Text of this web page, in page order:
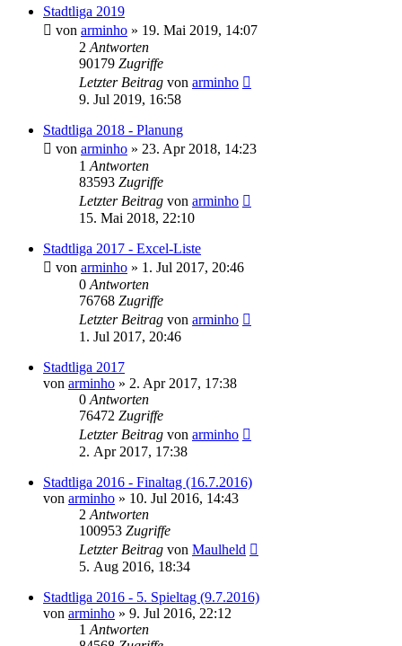
Stadtliga 2019
von arminho » 19. Mai 2019, 14:07
2 Antworten
90179 Zugriffe
Letzter Beitrag von arminho
9. Jul 2019, 16:58
Stadtliga 2018 - Planung
von arminho » 23. Apr 2018, 14:23
1 Antworten
83593 Zugriffe
Letzter Beitrag von arminho
15. Mai 2018, 22:10
Stadtliga 2017 - Excel-Liste
von arminho » 1. Jul 2017, 20:46
0 Antworten
76768 Zugriffe
Letzter Beitrag von arminho
1. Jul 2017, 20:46
Stadtliga 2017
von arminho » 2. Apr 2017, 17:38
0 Antworten
76472 Zugriffe
Letzter Beitrag von arminho
2. Apr 2017, 17:38
Stadtliga 2016 - Finaltag (16.7.2016)
von arminho » 10. Jul 2016, 14:43
2 Antworten
100953 Zugriffe
Letzter Beitrag von Maulheld
5. Aug 2016, 18:34
Stadtliga 2016 - 5. Spieltag (9.7.2016)
von arminho » 9. Jul 2016, 22:12
1 Antworten